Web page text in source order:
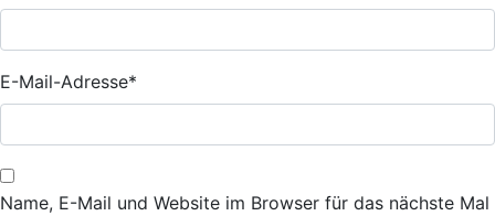
E-Mail-Adresse*
Name, E-Mail und Website im Browser für das nächste Mal